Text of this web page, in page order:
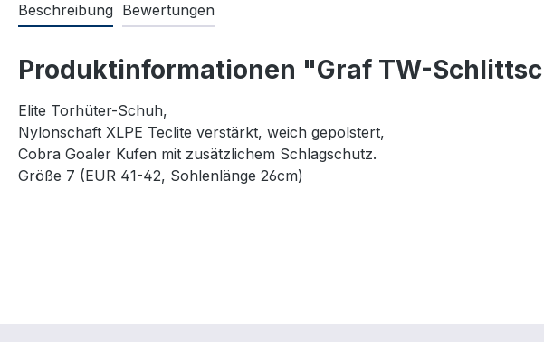
Beschreibung Bewertungen
Produktinformationen "Graf TW-
Elite Torhüter-Schuh,
Nylonschaft XLPE Teclite verstärkt, weich gepolstert,
Cobra Goaler Kufen mit zusätzlichem Schlagschutz.
Größe 7 (EUR 41-42, Sohlenlänge 26cm)